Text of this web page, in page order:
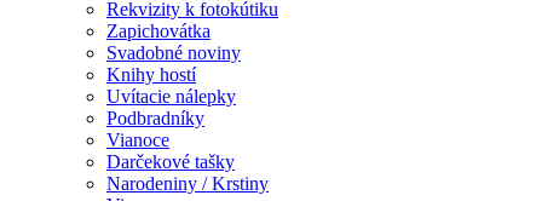
Rekvizity k fotokútiku
Zapichovátka
Svadobné noviny
Knihy hostí
Uvítacie nálepky
Podbradníky
Vianoce
Darčekové tašky
Narodeniny / Krstiny